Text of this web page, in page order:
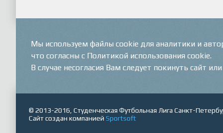
© 2013-2016, Студенческая Футбольная Лига Санкт-
Сайт создан компанией Sportsoft
Мы используем файлы cookie для аналитики и
что согласны с Политикой использования cookie.
В случае несогласия Вам следует покинуть сайт